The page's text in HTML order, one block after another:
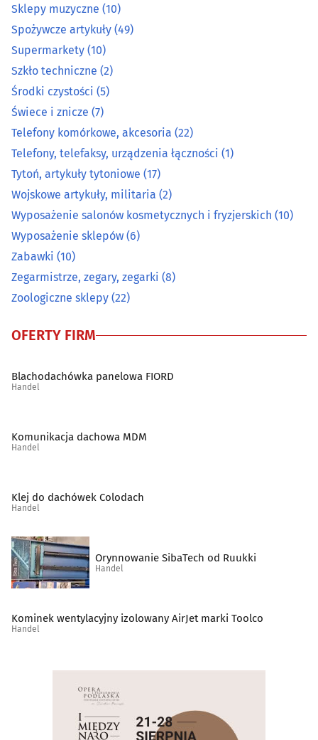
Pamiątki, upominki (27)
Papier, tektura (9)
Pocztówki, widokówki, karty okolicznościowe
Pomiarowa aparatura i urządzenia(12)
Prasa (1)
Przędza, włóczka (0)
Radiokomunikacja
Rolne artykuły - skup, sprzedaż(11)
Sklepy muzyczne
Szkło techniczne (2)
Środki czystości
Świece i znicze(7)
Wojskowe artykuły, militaria (2)
Sklepy muzyczne (10)
Spożywcze artykuły (49)
Supermarkety (10)
Szkło techniczne (2)
Środki czystości (5)
Świece i znicze (7)
Telefony komórkowe, akcesoria (22)
Telefony, telefaksy, urządzenia łączności (1)
Tytoń, artykuły tytoniowe (17)
Wojskowe artykuły, militaria (2)
Wyposażenie salonów kosmetycznych i fryzjerskich (10)
Wyposażenie sklepów (6)
Zabawki (10)
Zegarmistrze, zegary, zegarki (8)
Zoologiczne sklepy (22)
OFERTY FIRM
Blachodachówka panelowa FIORD
Handel
Komunikacja dachowa MDM
Handel
Klej do dachówek Colodach
Handel
Orynnowanie SibaTech od Ruukki
Handel
Kominek wentylacyjny izolowany AirJet marki Toolco
Handel